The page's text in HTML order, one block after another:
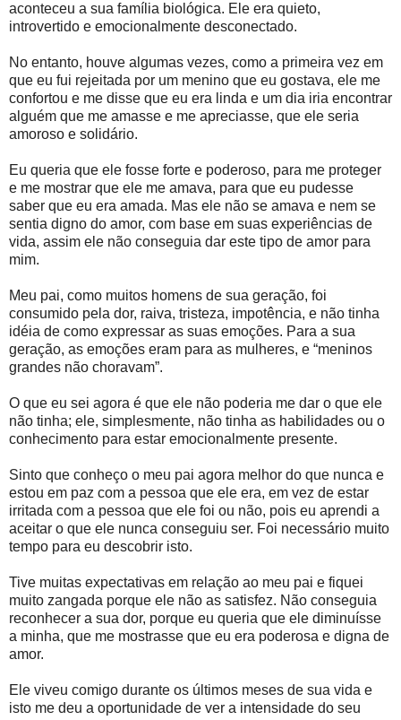
aconteceu a sua família biológica. Ele era quieto,
introvertido e emocionalmente desconectado.
No entanto, houve algumas vezes, como a primeira vez em
que eu fui rejeitada por um menino que eu gostava, ele me
confortou e me disse que eu era linda e um dia iria encontrar
alguém que me amasse e me apreciasse, que ele seria
amoroso e solidário.
Eu queria que ele fosse forte e poderoso, para me proteger
e me mostrar que ele me amava, para que eu pudesse
saber que eu era amada. Mas ele não se amava e nem se
sentia digno do amor, com base em suas experiências de
vida, assim ele não conseguia dar este tipo de amor para
mim.
Meu pai, como muitos homens de sua geração, foi
consumido pela dor, raiva, tristeza, impotência, e não tinha
idéia de como expressar as suas emoções. Para a sua
geração, as emoções eram para as mulheres, e “meninos
grandes não choravam”.
O que eu sei agora é que ele não poderia me dar o que ele
não tinha; ele, simplesmente, não tinha as habilidades ou o
conhecimento para estar emocionalmente presente.
Sinto que conheço o meu pai agora melhor do que nunca e
estou em paz com a pessoa que ele era, em vez de estar
irritada com a pessoa que ele foi ou não, pois eu aprendi a
aceitar o que ele nunca conseguiu ser. Foi necessário muito
tempo para eu descobrir isto.
Tive muitas expectativas em relação ao meu pai e fiquei
muito zangada porque ele não as satisfez. Não conseguia
reconhecer a sua dor, porque eu queria que ele diminuísse
a minha, que me mostrasse que eu era poderosa e digna de
amor.
Ele viveu comigo durante os últimos meses de sua vida e
isto me deu a oportunidade de ver a intensidade do seu